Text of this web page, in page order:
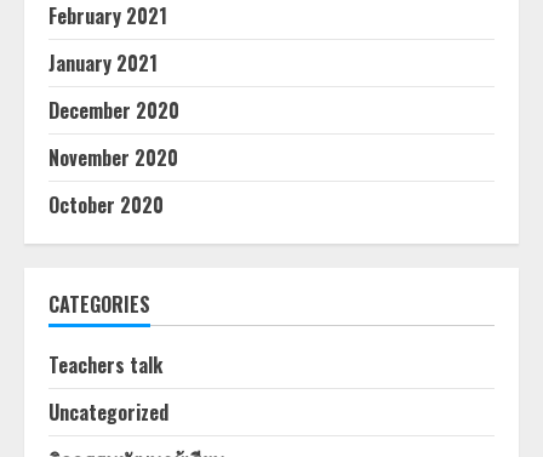
February 2021
January 2021
December 2020
November 2020
October 2020
CATEGORIES
Teachers talk
Uncategorized